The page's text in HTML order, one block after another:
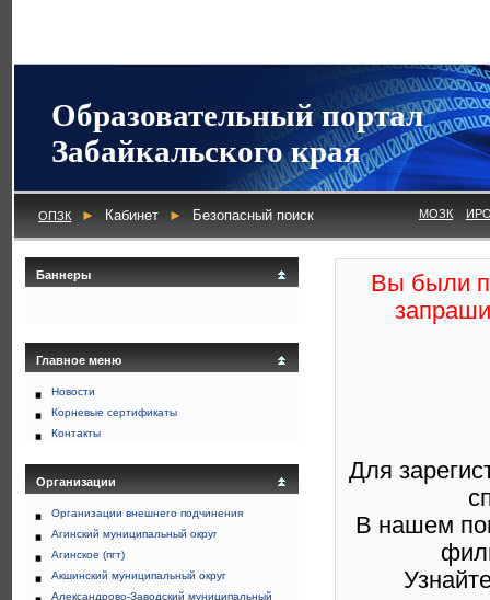
Образовательный портал
Забайкальского края
ОПЗК ► Кабинет ► Безопасный поиск МОЗК
Баннеры
Главное меню
Новости
Корневые сертификаты
Контакты
Организации
Организации внешнего подчинения
Агинский муниципальный округ
Агинское (пгт)
Акшинский муниципальный округ
Александрово-Заводский муниципальный
Вы были
Для
В нашем